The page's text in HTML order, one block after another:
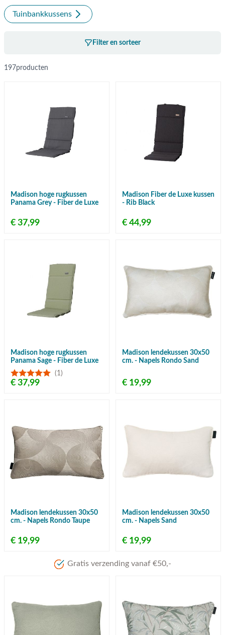
Tuinbankkussens
Filter en sorteer
197producten
Madison hoge rugkussen
Panama Grey - Fiber de Luxe
€ 37,99
Madison Fiber de Luxe kussen
- Rib Black
€ 44,99
Madison hoge rugkussen
Panama Sage - Fiber de Luxe
(1)
€ 37,99
Madison lendekussen 30x50
cm. - Napels Rondo Sand
€ 19,99
Madison lendekussen 30x50
cm. - Napels Rondo Taupe
€ 19,99
Madison lendekussen 30x50
cm. - Napels Sand
€ 19,99
Meer dan 80 jaar ervaring